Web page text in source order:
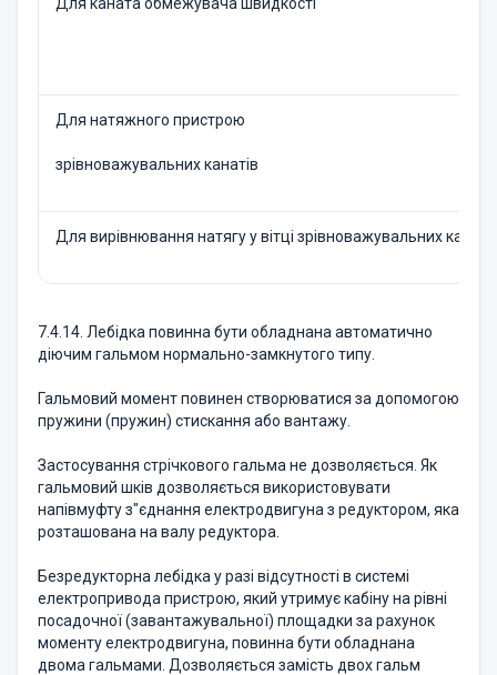
Для натяжного пристрою
зрівноважувальних канатів
Для вирівнювання натягу у вітці зрівноважувальних
7.4.14. Лебідка повинна бути обладнана автоматично
діючим гальмом нормально-замкнутого типу.
Гальмовий момент повинен створюватися за допомогою
пружини (пружин) стискання або вантажу.
Застосування стрічкового гальма не дозволяється. Як
гальмовий шків дозволяється використовувати
напівмуфту з"єднання електродвигуна з редуктором, яка
розташована на валу редуктора.
Безредукторна лебідка у разі відсутності в системі
електропривода пристрою, який утримує кабіну на рівні
посадочної (завантажувальної) площадки за рахунок
моменту електродвигуна, повинна бути обладнана
двома гальмами. Дозволяється замість двох гальм